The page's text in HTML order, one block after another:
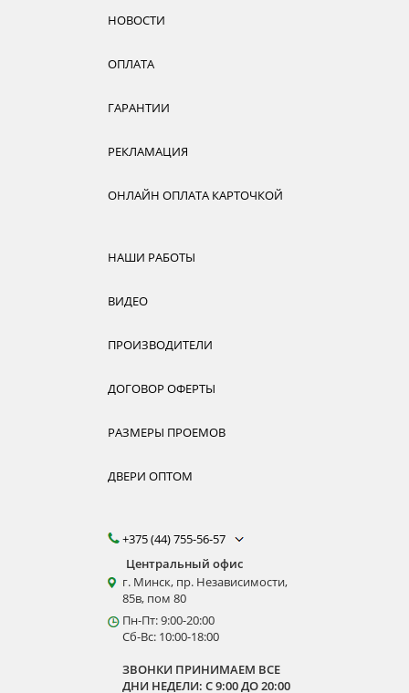
НОВОСТИ
ОПЛАТА
ГАРАНТИИ
РЕКЛАМАЦИЯ
ОНЛАЙН ОПЛАТА КАРТОЧКОЙ
НАШИ РАБОТЫ
ВИДЕО
ПРОИЗВОДИТЕЛИ
ДОГОВОР ОФЕРТЫ
РАЗМЕРЫ ПРОЕМОВ
ДВЕРИ ОПТОМ
+375 (44) 755-56-57
Центральный офис
г. Минск, пр. Независимости,
85в, пом 80
Пн-Пт: 9:00-20:00
Сб-Вс: 10:00-18:00
ЗВОНКИ ПРИНИМАЕМ ВСЕ
ДНИ НЕДЕЛИ: С 9:00 ДО 20:00